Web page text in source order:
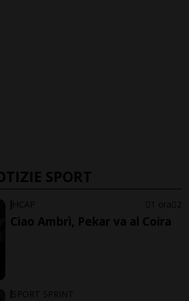
SPORT
HCAP 1 ora 2
Ciao Ambrì, Pekar va al Coira
SPORT SPRINT